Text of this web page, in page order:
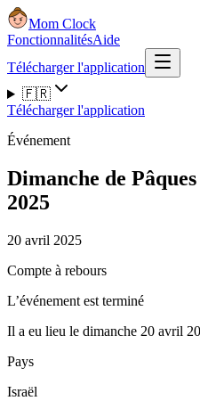
Mom Clock
FonctionnalitésAide
Télécharger l'application
🇫🇷
Télécharger l'application
Événement
Dimanche de
2025
20 avril 2025
Compte à rebours
L’événement est terminé
Il a eu lieu le dimanche 20 avril
Pays
Israël